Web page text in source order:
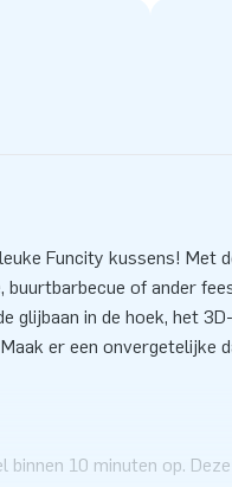
Funcity kussens! Met
buurtbarbecue of ander
glijbaan in de hoek, het
er een onvergetelijke
10 minuten op. Deze